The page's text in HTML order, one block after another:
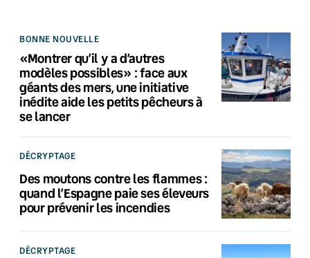
BONNE NOUVELLE
«Montrer qu’il y a d’autres
modèles possibles» : face aux
géants des mers, une initiative
inédite aide les petits pêcheurs à
se lancer
DÉCRYPTAGE
Des moutons contre les flammes :
quand l’Espagne paie ses éleveurs
pour prévenir les incendies
DÉCRYPTAGE